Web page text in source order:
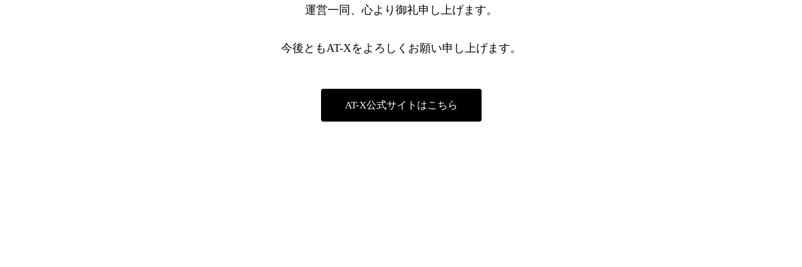
運営一同、心より御礼申し上げます。
今後ともAT-Xをよろしくお願い申し上げます。
AT-X公式サイトはこちら